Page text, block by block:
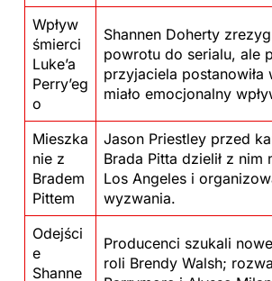
Wpływ
śmierci
Luke’a
Perry’eg
o
Shannen Doherty
powrotu do serialu, ale
przyjaciela postanowiła
miało emocjonalny
Mieszka
nie z
Bradem
Pittem
Jason Priestley przed
Brada Pitta dzielił z nim
Los Angeles i
wyzwania.
Odejści
e
Shanne
Producenci szukali
roli Brendy Walsh;